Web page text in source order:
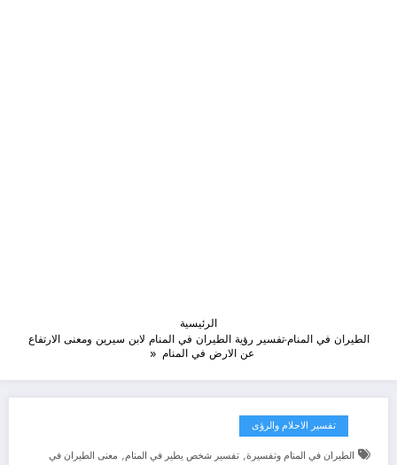
الرئيسية
الطيران في المنام-تفسير رؤية الطيران في المنام لابن سيرين ومعنى الارتفاع
عن الارض في المنام
تفسير الاحلام والرؤى
الطيران في المنام وتفسيرة, تفسير شخص يطير في المنام, معنى الطيران في